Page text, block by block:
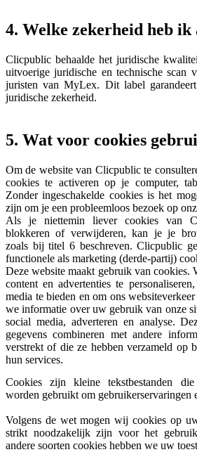
4. Welke zekerheid heb ik
Clicpublic behaalde het juridische
uitvoerige juridische en technische scan
juristen van MyLex. Dit label
juridische zekerheid.
5. Wat voor cookies
Om de website van Clicpublic te
cookies te activeren op je computer,
Zonder ingeschakelde cookies is het
zijn om je een probleemloos bezoek op
Als je niettemin liever cookies van
blokkeren of verwijderen, kan je je
zoals bij titel 6 beschreven. Clicpublic
functionele als marketing (derde-partij)
Deze website maakt gebruik van cookies.
content en advertenties te
media te bieden en om ons
we informatie over uw gebruik van onze
social media, adverteren en analyse.
gegevens combineren met andere
verstrekt of die ze hebben verzameld op
hun services.
Cookies zijn kleine tekstbestanden
worden gebruikt om gebruikerservaringen
Volgens de wet mogen wij cookies op
strikt noodzakelijk zijn voor het
andere soorten cookies hebben we uw